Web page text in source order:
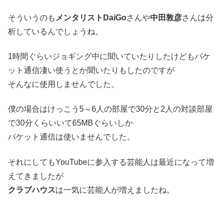
そういうのも メンタリストDaiGoさんや中田敦彦さんは分
析しているんでしょうね。
1時間ぐらいジョギング中に聞いていたりしたけどもパケ
ット通信凄い使うとか聞いたりもしたのですが
そんなに使用しませんでした。
僕の場合はけっこう5～6人の部屋で30分と2人の対談部屋
で30分くらいいて65MBぐらいしか
パケット通信は使いませんでした。
それにしてもYouTubeに参入する芸能人は最近になって増
えてきましたが
クラブハウスは一気に芸能人が増えましたね。